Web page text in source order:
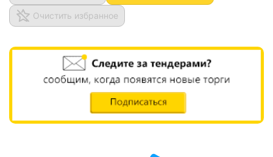
Очистить избранное